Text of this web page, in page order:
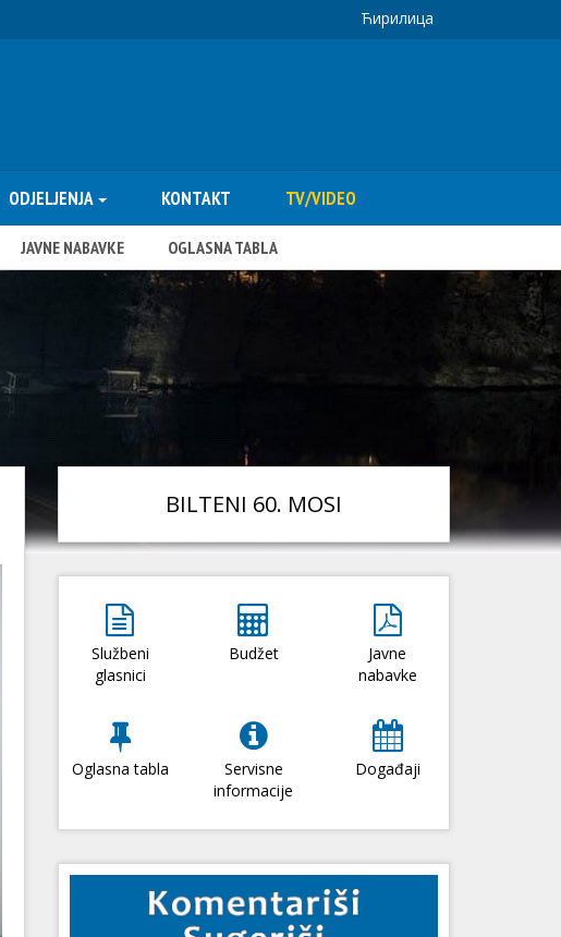
Ћирилица
ODJELJENJA KONTAKT TV/VIDEO
JAVNE NABAVKE OGLASNA TABLA
BILTENI 60. MOSI
Službeni
glasnici
Budžet
Javne
nabavke
Oglasna tabla
Servisne
informacije
Događaji